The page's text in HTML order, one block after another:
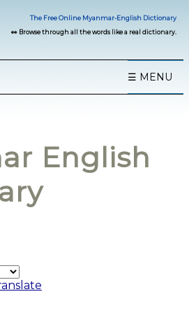
The Free Online Myanmar-English Dictionary
👀 Browse through all the words like a real dictionary.
☰ MENU
English